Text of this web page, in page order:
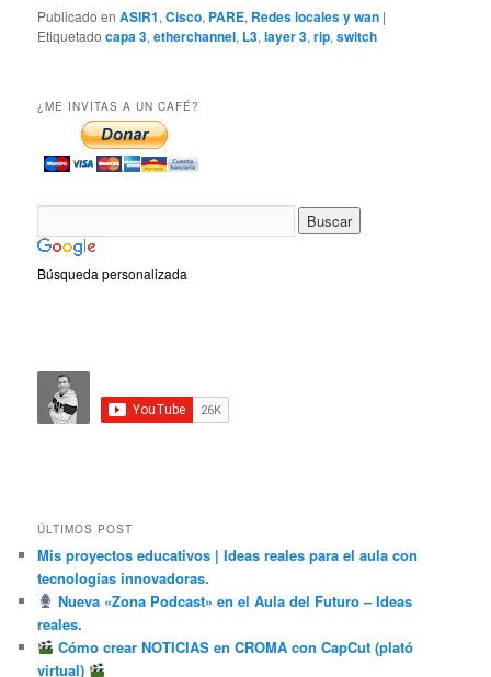
Publicado en ASIR1,Cisco, PARE, Redes locales y wan |
Etiquetado capa 3,etherchannel, L3,layer 3,rip,switch
¿ME INVITAS A UN CAFÉ?
Búsqueda personalizada
ÚLTIMOS POST
Mis proyectos educativos | Ideas reales para el aula con
tecnologías innovadoras.
Nueva «Zona Podcast» en el Aula del Futuro – Ideas
reales.
Cómo crear NOTICIAS en CROMA con CapCut (plató
virtual)